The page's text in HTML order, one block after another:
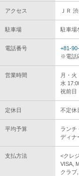
アクセス ＪＲ
駐車場 駐車場
電話番号
+81-
※電話
営業時間
月・火
水
祝前日
定休日 不定休
平均予算
ランチ
ディナ
支払方法
<クレ
VISA,
クラブ